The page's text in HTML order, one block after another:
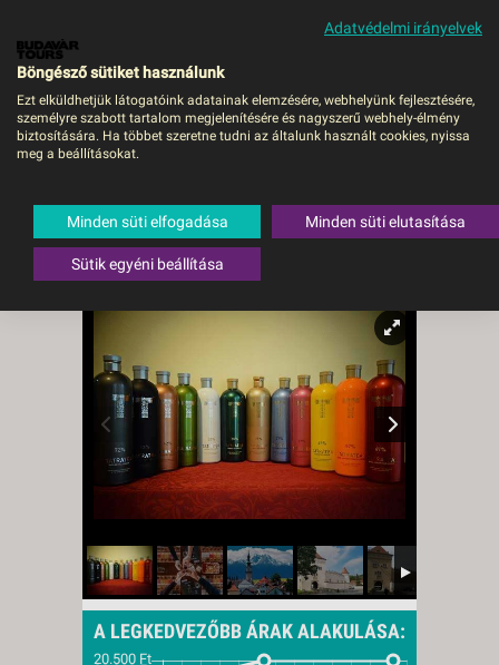
MENÜ
A Tátratea nyomában,
szlovák pálinka -
Budapest, Busz
Szlovákia,Magas-Tátra
A LEGKEDVEZŐBB ÁRAK ALAKULÁSA:
Adatvédelmi irányelvek
Böngésző sütiket használunk
Ezt elküldhetjük látogatóink adatainak elemzésére, webhelyünk fejlesztésére,
személyre szabott tartalom megjelenítésére és nagyszerű webhely-élmény
biztosítására. Ha többet szeretne tudni az általunk használt cookies, nyissa
meg a beállításokat.
Minden süti elfogadása Minden süti elutasítása
Sütik egyéni beállítása